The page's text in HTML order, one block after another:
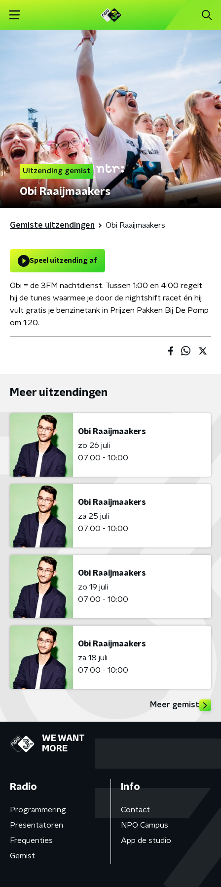
Uitzending gemist
Obi Raaijmaakers
Gemiste uitzendingen Obi Raaijmaakers
Speel uitzending af
Obi = de 3FM nachtdienst. Tussen 1:00 en 4:00 regelt
hij de tunes waarmee je door de nightshift racet én hij
vult gratis je benzinetank in Prijzen Pakken Bij De Pomp
om 1:20.
Meer uitzendingen
Obi Raaijmaakers
zo 26 juli
07:00 - 10:00
Obi Raaijmaakers
za 25 juli
07:00 - 10:00
Obi Raaijmaakers
zo 19 juli
07:00 - 10:00
Obi Raaijmaakers
za 18 juli
07:00 - 10:00
Meer gemist
WE WANT
MORE
Radio
Programmering
Presentatoren
Frequenties
Gemist
Info
Contact
NPO Campus
App de studio